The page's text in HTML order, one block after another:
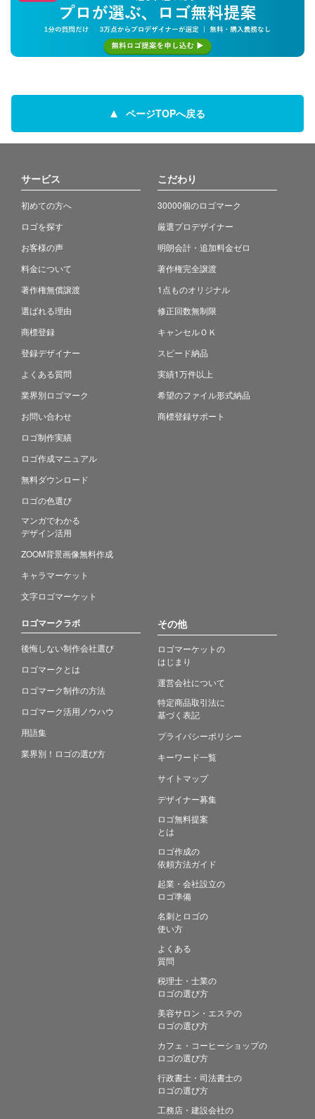
ページTOPへ戻る
サービス
初めての方へ
ロゴを探す
お客様の声
料金について
著作権無償譲渡
選ばれる理由
商標登録
登録デザイナー
よくある質問
業界別ロゴマーク
お問い合わせ
ロゴ制作実績
ロゴ作成マニュアル
無料ダウンロード
ロゴの色選び
マンガでわかる
デザイン活用
ZOOM背景画像無料作成
キャラマーケット
文字ロゴマーケット
こだわり
30000個のロゴマーク
厳選プロデザイナー
明朗会計・追加料金ゼロ
著作権完全譲渡
1点ものオリジナル
修正回数無制限
キャンセルＯＫ
スピード納品
実績1万件以上
希望のファイル形式納品
商標登録サポート
ロゴマークラボ
後悔しない制作会社選び
ロゴマークとは
ロゴマーク制作の方法
ロゴマーク活用ノウハウ
用語集
業界別！ロゴの選び方
その他
ロゴマーケットの
はじまり
運営会社について
特定商品取引法に
基づく表記
プライバシーポリシー
キーワード一覧
サイトマップ
デザイナー募集
ロゴ無料提案
とは
ロゴ作成の
依頼方法ガイド
起業・会社設立の
ロゴ準備
名刺とロゴの
使い方
よくある
質問
税理士・士業の
ロゴの選び方
美容サロン・エステの
ロゴの選び方
カフェ・コーヒーショップの
ロゴの選び方
行政書士・司法書士の
ロゴの選び方
工務店・建設会社の